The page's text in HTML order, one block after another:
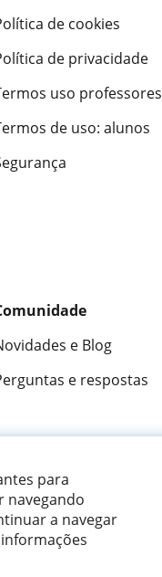
para
navegando
a navegar
de cookies
de privacidade
uso professores
de uso: alunos
e Blog
e respostas